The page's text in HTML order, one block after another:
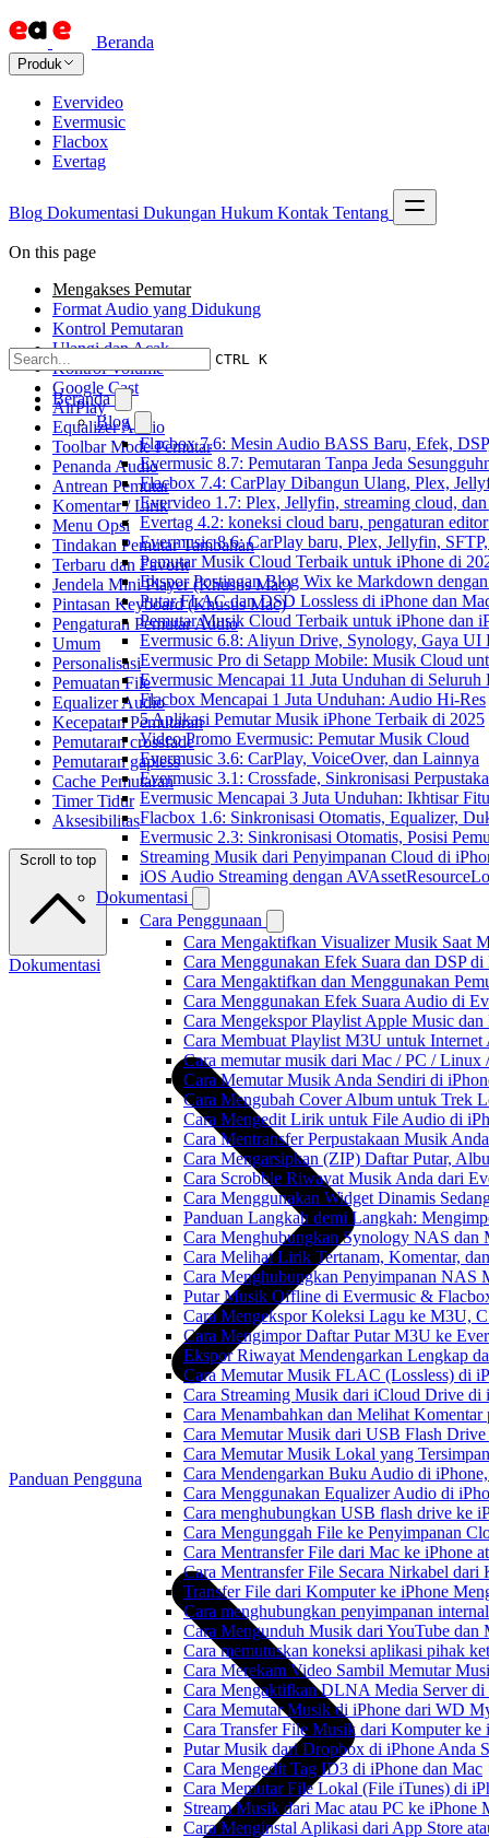
Beranda
Produk
Evervideo
Evermusic
Flacbox
Evertag
Blog Dokumentasi Dukungan Hukum Kontak Tentang
CTRL K
Beranda
Blog
Flacbox 7.6: Mesin Audio BASS Baru, Efek,
Evermusic 8.7: Pemutaran Tanpa Jeda
Flacbox 7.4: CarPlay Dibangun Ulang, Plex,
Evervideo 1.7: Plex, Jellyfin, streaming cloud,
Evertag 4.2: koneksi cloud baru, pengaturan
Evermusic 8.6: CarPlay baru, Plex, Jellyfin,
Pemutar Musik Cloud Terbaik untuk iPhone di
Ekspor Postingan Blog Wix ke Markdown
Putar FLAC dan DSD Lossless di iPhone dan
Pemutar Musik Cloud Terbaik untuk iPhone dan
Evermusic 6.8: Aliyun Drive, Synology, Gaya UI
Evermusic Pro di Setapp Mobile: Musik Cloud
Evermusic Mencapai 11 Juta Unduhan di Seluruh
Flacbox Mencapai 1 Juta Unduhan: Audio Hi-Res
5 Aplikasi Pemutar Musik iPhone Terbaik di 2025
Video Promo Evermusic: Pemutar Musik Cloud
Evermusic 3.6: CarPlay, VoiceOver, dan Lainnya
Evermusic 3.1: Crossfade, Sinkronisasi
Evermusic Mencapai 3 Juta Unduhan: Ikhtisar
Flacbox 1.6: Sinkronisasi Otomatis, Equalizer,
Evermusic 2.3: Sinkronisasi Otomatis, Posisi
Streaming Musik dari Penyimpanan Cloud di
iOS Audio Streaming dengan
Dokumentasi
Cara Penggunaan
Cara Mengaktifkan Visualizer Musik Saat
Cara Menggunakan Efek Suara dan DSP
Cara Mengaktifkan dan Menggunakan
Cara Menggunakan Efek Suara Audio di
Cara Mengekspor Playlist Apple Music
Cara Membuat Playlist M3U untuk
Cara memutar musik dari Mac / PC /
Cara Memutar Musik Anda Sendiri di
Cara Mengubah Cover Album untuk Trek
Cara Mengedit Lirik untuk File Audio di
Cara Mentransfer Perpustakaan Musik
Cara Mengarsipkan (ZIP) Daftar Putar,
Cara Scrobble Riwayat Musik Anda dari
Cara Menggunakan Widget Dinamis
Panduan Langkah demi Langkah:
Cara Menghubungkan Synology NAS dan
Cara Melihat Lirik Tertanam, Komentar,
Cara Menghubungkan Penyimpanan NAS
Putar Musik Offline di Evermusic &
Cara Mengekspor Koleksi Lagu ke M3U,
Cara Mengimpor Daftar Putar M3U ke
Ekspor Riwayat Mendengarkan Lengkap
Cara Memutar Musik FLAC (Lossless) di
Cara Streaming Musik dari iCloud Drive di
Cara Menambahkan dan Melihat
Cara Memutar Musik dari USB Flash
Cara Memutar Musik Lokal yang
Cara Mendengarkan Buku Audio di
Cara Menggunakan Equalizer Audio di
Cara menghubungkan USB flash drive ke
Cara Mengunggah File ke Penyimpanan
Cara Mentransfer File dari Mac ke iPhone
Cara Mentransfer File Secara Nirkabel
Transfer File dari Komputer ke iPhone
Cara menghubungkan penyimpanan
Cara Mengunduh Musik dari YouTube
Cara memutuskan koneksi aplikasi pihak
Cara Merekam Video Sambil Memutar
Cara Mengaktifkan DLNA Media Server
Cara Memutar Musik di iPhone dari WD
Cara Transfer File Musik dari Komputer
Putar Musik dari Dropbox di iPhone Anda
Cara Mengedit Tag ID3 di iPhone dan Mac
Cara Memutar File Lokal (File iTunes) di
Stream Musik dari Mac atau PC ke iPhone
Cara Menginstal Aplikasi dari App Store
On this page
Mengakses Pemutar
Format Audio yang Didukung
Kontrol Pemutaran
Ulangi dan Acak
Kontrol Volume
Google Cast
AirPlay
Equalizer Audio
Toolbar Mode Pemutar
Penanda Audio
Antrean Pemutar
Komentar / Lirik
Menu Opsi
Tindakan Pemutar Tambahan
Terbaru dan Favorit
Jendela Mini Player (Khusus Mac)
Pintasan Keyboard (Khusus Mac)
Pengaturan Pemutar Audio
Umum
Personalisasi
Pemuatan File
Equalizer Audio
Kecepatan Pemutaran
Pemutaran crossfade
Pemutaran gapless
Cache Pemutaran
Timer Tidur
Aksesibilitas
Scroll to top
Dokumentasi
Panduan Pengguna